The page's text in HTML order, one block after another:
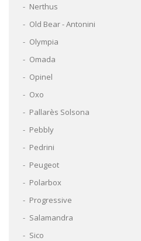
Nerthus
Old Bear - Antonini
Olympia
Omada
Opinel
Oxo
Pallarès Solsona
Pebbly
Pedrini
Peugeot
Polarbox
Progressive
Salamandra
Sico